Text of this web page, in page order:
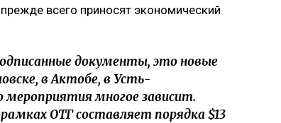
всего приносят экономический
документы, это новые
в Актобе, в Усть-
многое зависит.
ОТГ составляет порядка $13